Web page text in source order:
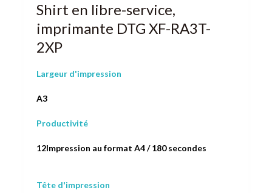
Shirt en libre-service,
imprimante DTG XF-RA3T-
2XP
Largeur d'impression
A3
Productivité
12Impression au format A4 / 180 secondes
Tête d'impression